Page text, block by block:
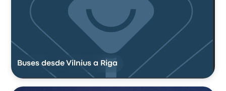
Buses desde Vilnius a Riga